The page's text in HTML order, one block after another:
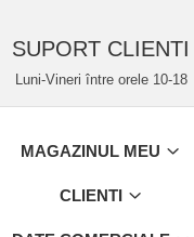
SUPORT CLIENTI
Luni-Vineri între orele 10-18
MAGAZINUL MEU
CLIENTI